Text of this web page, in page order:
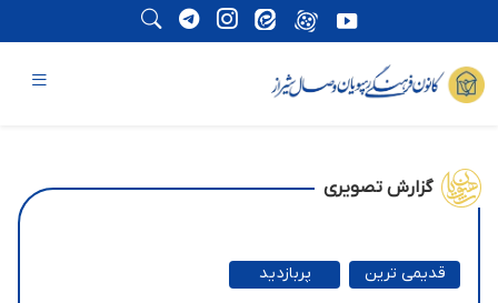
گزارش تصویری
پربازدید
قدیمی ترین